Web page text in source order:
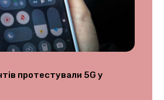
протестували 5G у